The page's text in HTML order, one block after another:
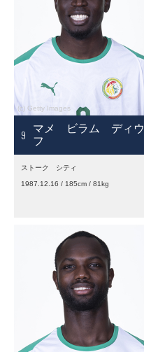
9
マメ ビラム ディウ
フ
ストーク シティ
1987.12.16 / 185cm / 81kg